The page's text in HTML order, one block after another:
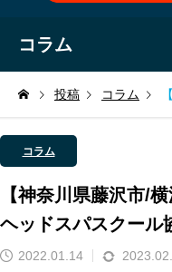
コラム
投稿 コラム
コラム
【神奈川県藤沢市/
ヘッドスパスクール
2022.01.14